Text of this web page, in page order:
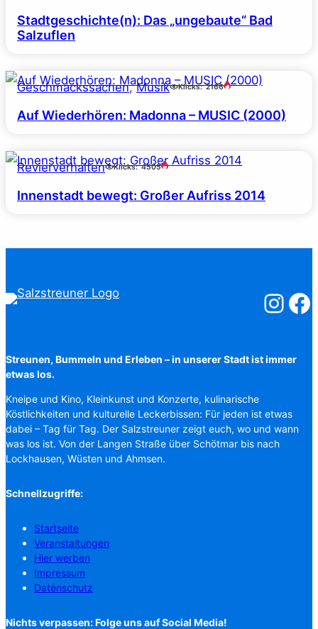
Stadtgeschichte(n): Das „ungebaute“ Bad
Salzuflen
Geschmackssachen, Musik Klicks: 2166
Auf Wiederhören: Madonna – MUSIC (2000)
Revierverhalten Klicks: 4505
Innenstadt bewegt: Großer Aufriss 2014
Streunen, Bummeln und Erleben – in unserer Stadt ist immer
etwas los.
Kneipe und Kino, Kleinkunst und Konzerte, kulinarische
Köstlichkeiten und kulturelle Leckerbissen: Für jeden ist etwas
dabei – Tag für Tag. Der Salzstreuner zeigt euch, wo und wann
was los ist. Von der Langen Straße über Schötmar bis nach
Lockhausen, Wüsten und Ahmsen.
Schnellzugriffe:
Startseite
Veranstaltungen
Hier werben
Impressum
Datenschutz
Nichts verpassen: Folge uns auf Social Media!